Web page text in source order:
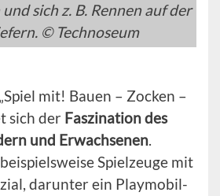
sich z. B. Rennen auf der
© Technoseum
mit! Bauen – Zocken –
sich der Faszination des
und Erwachsenen.
Spielzeuge mit
darunter ein Playmobil-